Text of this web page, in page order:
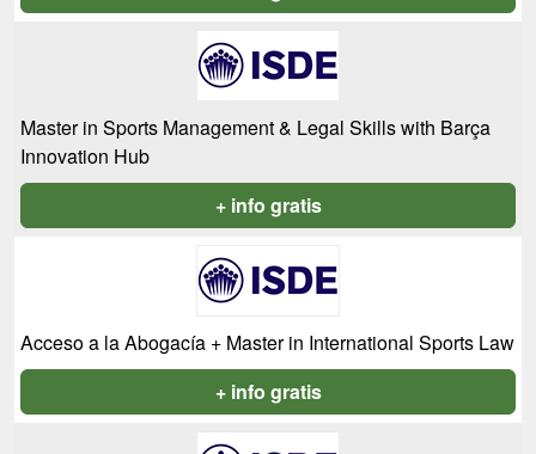
Master in Sports Management & Legal Skills with Barça
Innovation Hub
+ info gratis
Acceso a la Abogacía + Master in International Sports Law
+ info gratis